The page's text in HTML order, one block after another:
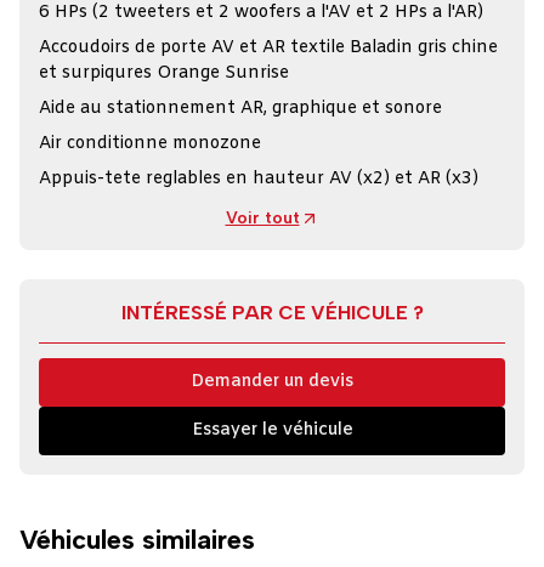
6 HPs (2 tweeters et 2 woofers a l'AV et 2 HPs a l'AR)
Accoudoirs de porte AV et AR textile Baladin gris chine
et surpiqures Orange Sunrise
Aide au stationnement AR, graphique et sonore
Air conditionne monozone
Appuis-tete reglables en hauteur AV (x2) et AR (x3)
Voir tout
INTÉRESSÉ PAR CE VÉHICULE ?
Demander un devis
Essayer le véhicule
Véhicules similaires